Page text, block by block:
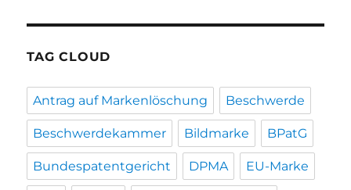
TAG CLOUD
Antrag auf Markenlöschung Beschwerde
Beschwerdekammer Bildmarke BPatG
Bundespatentgericht DPMA EU-Marke